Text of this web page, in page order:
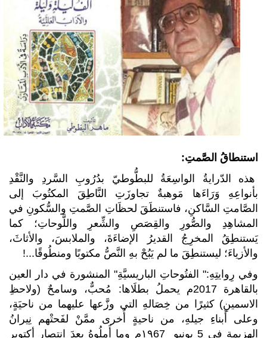
استنطاقُ الصَّمتِ:
هذه الدّرايةُ الواسِعَةُ للبطُّوطيّ بدُرُوبِ السَّردِ والنَّقْدِ
بأنواعِهِ وَرَاءَها مَوهبةٌ تجاوزَتِ النَّاطِقَ المكتُوبَ إلى
الصَّامتِ السَّاكنِ، فاستنطَقَ لحظَاتِ الصَّمتِ والسُّكونِ في
المشاهِدِ والصُّورِ والقِصَصِ والشِّعرِ واللَّوحاتِ؛ كما
يَستنطِقُ المخرِجُ القديرُ الإضاءَةَ، والملابسَ، والأثاثَ،
والأزياءَ؛ ليستنطِقَ ما لم يَبُحْ بهِ النَّصُّ مكتوبًا ومنطُوقًا...!
وفي رِوايتِهِ:" الفتُوحاتِ الباريسيَّةِ" المنشورة في دار العين
بالقاهرة 2017م يحملُ بطلَاها: مُحبٌّ، وسامحٌ (ولاحظِ
الاسمينِ) كثيرًا من خِصَالهِ التي وزَّعها عليهما من ناحيَةٍ،
وعلى أَبناءِ جيلهِ، من ناحيةٍ أُخرى ممَّنْ لفَحتْهم نِيرانُ
الهزيمةِ في 5 يونيو ١٩67م وما أَمِلُوهُ بعدَ انتصار أكتوبر